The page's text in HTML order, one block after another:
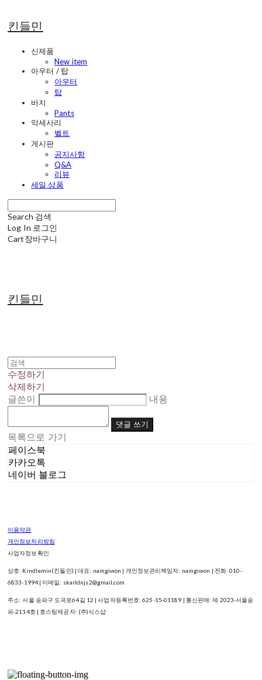
킨들민
신제품
New item
아우터 / 탑
아우터
탑
바지
Pants
악세사리
벨트
게시판
공지사항
Q&A
리뷰
세일 상품
Search 검색
Log In 로그인
Cart장바구니
킨들민
수정하기
삭제하기
글쓴이
내용
댓글 쓰기
목록으로 가기
페이스북
카카오톡
네이버 블로그
이용약관
개인정보처리방침
사업자정보확인
상호: Kindlemin(킨들민) | 대표: namgiwon | 개인정보관리책임자: namgiwon | 전화: 010-
6833-1994 | 이메일: skarldnjs2@gmail.com
주소: 서울 송파구 도곡로64길 12 | 사업자등록번호:625-15-01189 | 통신판매:제 2023-서울송
파-2114호 | 호스팅제공자: (주)식스샵